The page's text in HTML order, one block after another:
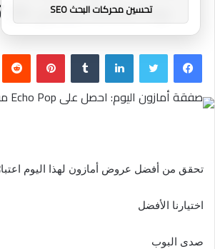
Echo Pop مقابل 17.99 دولارًا
فيسبوكتويتر لينكدإن
تحقق من أفضل عروض أمازون لهذا اليوم اعتبارًا من 3
اختيارنا الأفضل
صدى البوب
تحسين محركات البحث SEO